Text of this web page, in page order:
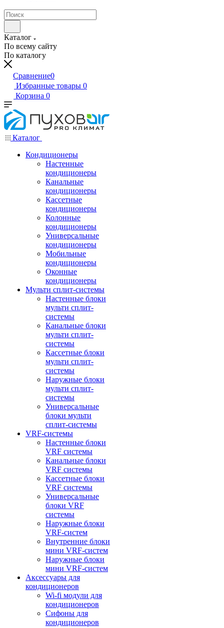
Каталог
По всему сайту
По каталогу
Сравнение0
Избранные товары 0
Корзина 0
Каталог
Кондиционеры
Настенные
кондиционеры
Канальные
кондиционеры
Кассетные
кондиционеры
Колонные
кондиционеры
Универсальные
кондиционеры
Мобильные
кондиционеры
Оконные
кондиционеры
Мульти сплит-системы
Настенные блоки
мульти сплит-
системы
Канальные блоки
мульти сплит-
системы
Кассетные блоки
мульти сплит-
системы
Наружные блоки
мульти сплит-
системы
Универсальные
блоки мульти
сплит-системы
VRF-системы
Настенные блоки
VRF системы
Канальные блоки
VRF системы
Кассетные блоки
VRF системы
Универсальные
блоки VRF
системы
Наружные блоки
VRF-систем
Внутренние блоки
мини VRF-систем
Наружные блоки
мини VRF-систем
Аксессуары для
кондиционеров
Wi-fi модули для
кондиционеров
Сифоны для
кондиционеров